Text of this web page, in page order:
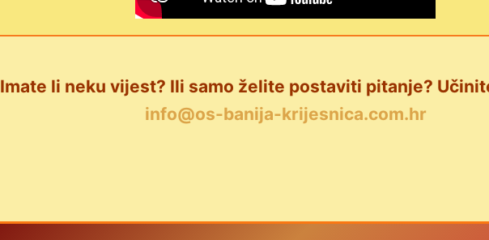
Imate li neku vijest? Ili samo želite postaviti pitanje?
info@os-banija-krijesnica.com.hr